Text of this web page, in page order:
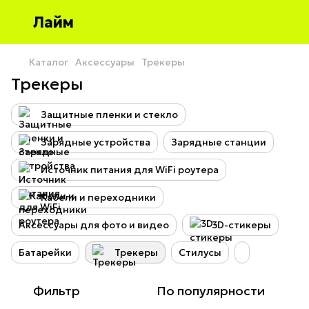
Лайм
Каталог Аксессуары Трекеры
Трекеры
Защитные пленки и стекло
Зарядные устройства Зарядные станции
Источник питания для WiFi роутера
Кабели и переходники
Аксессуары для фото и видео 3D-стикеры
Батарейки Трекеры Стилусы
Фильтр По популярности